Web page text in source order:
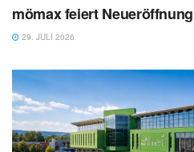
mömax feiert
29. JULI 2026